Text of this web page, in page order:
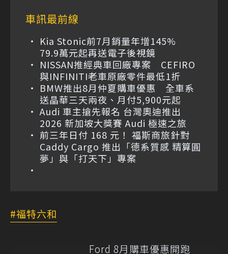
車訊最前線
Kia Stonic前7月銷量年增145%
79.9萬元起再送電子後視鏡
NISSAN推經典車回廠專案 CEFIRO
與INFINITI老車原廠零件最低1折
BMW推出8月仲夏購車優惠 全車系
送晶華三天兩夜、月付5,900元起
Audi 車主搶先報名 台灣奧迪推出
2026 新加坡大獎賽 Audi 極速之旅
前三年日付 168 元！ 福斯商旅針對
Caddy Cargo 推出「德系質感 精算圓
夢」與「打天下」專案
福特六和
Ford 8月購車優惠開跑